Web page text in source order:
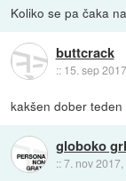
Koliko se pa čaka
buttcrack
:: 15. sep
kakšen dober teden
globoko
::7. nov